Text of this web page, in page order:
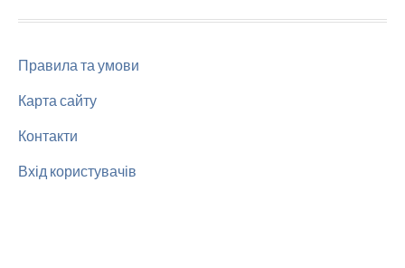
Правила та умови
Карта сайту
Контакти
Вхід користувачів